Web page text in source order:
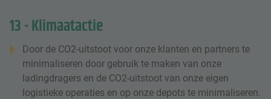
13 - Klimaatactie
Door de CO2-uitstoot voor onze klanten en partners te
minimaliseren door gebruik te maken van onze
ladingdragers en de CO2-uitstoot van onze eigen
logistieke operaties en op onze depots te minimaliseren.